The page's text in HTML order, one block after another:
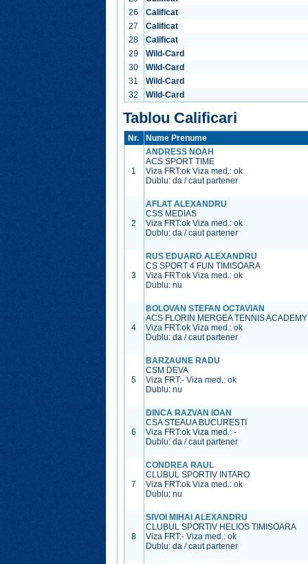
26
Calificat
27
Calificat
28
Calificat
29
Wild-Card
30
Wild-Card
31
Wild-Card
32
Wild-Card
Tablou Calificari
Nr. Nume Prenume
1
ANDRESS NOAH
ACS SPORT TIME
Viza FRT:ok Viza med.:ok
Dublu: da / caut partener
2
AFLAT ALEXANDRU
CSS MEDIAS
Viza FRT:ok Viza med.:ok
Dublu: da / caut partener
3
RUS EDUARD ALEXANDRU
CS SPORT 4 FUN TIMISOARA
Viza FRT:ok Viza med.:ok
Dublu: nu
4
BOLOVAN STEFAN OCTAVIAN
ACS FLORIN MERGEA TENNIS ACADEMY
Viza FRT:ok Viza med.:ok
Dublu: da / caut partener
5
BARZAUNE RADU
CSM DEVA
Viza FRT:- Viza med.:ok
Dublu: nu
6
DINCA RAZVAN IOAN
CSA STEAUA BUCURESTI
Viza FRT:ok Viza med.:-
Dublu: da / caut partener
7
CONDREA RAUL
CLUBUL SPORTIV INTARO
Viza FRT:ok Viza med.:ok
Dublu: nu
8
SIVOI MIHAI ALEXANDRU
CLUBUL SPORTIV HELIOS TIMISOARA
Viza FRT:- Viza med.:ok
Dublu: da / caut partener